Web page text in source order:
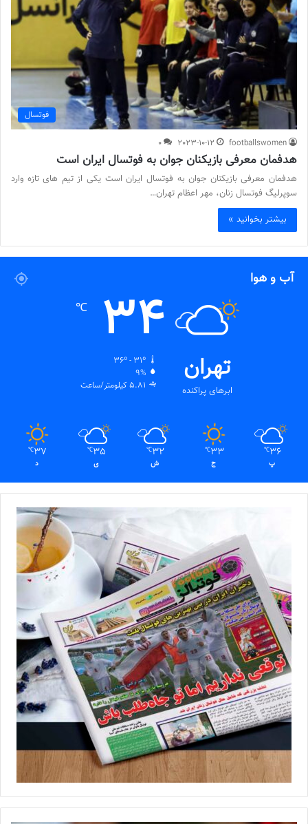
فوتسال
footballswomen
2023-10-12
0
هدفمان معرفى بازيكنان جوان به فوتسال ایران است
هدفمان معرفى بازيكنان جوان به فوتسال ایران است يكى از تيم هاى تازه وارد
سوپرليگ فوتسال زنان، مهر اعظام تهران…
بیشتر بخوانید »
آب و هوا
تهران
ابرهای پراکنده
34
℃
36º - 31º
9%
5.81 کیلومتر/ساعت
36
℃
پ
33
℃
ج
32
℃
ش
35
℃
ی
37
℃
د